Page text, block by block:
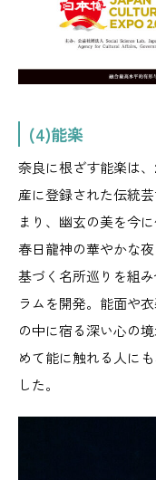
(4)能楽
奈良に根ざす能楽は
産に登録された伝統
まり、幽玄の美を今
春日龍神の華やかな
基づく名所巡りを組
ラムを開発。能面や
の中に宿る深い心の
めて能に触れる人に
した。